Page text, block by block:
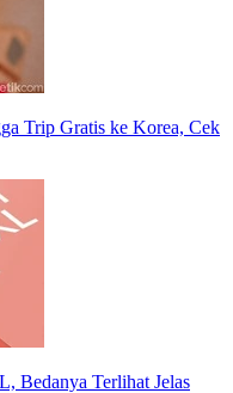
Trip Gratis ke Korea, Cek
Bedanya Terlihat Jelas